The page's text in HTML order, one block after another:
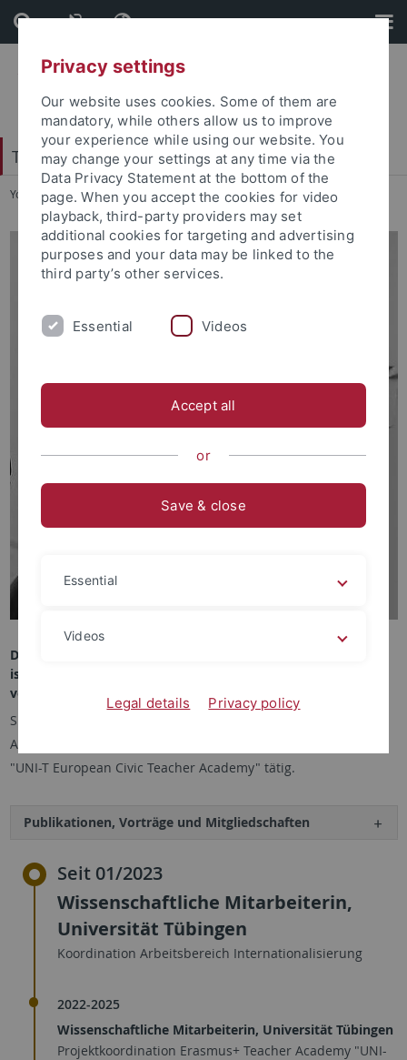
Skip
to
content
Skip
to
footer
Tübingen School of Education (TüSE)
You are here: Startseite ... Deborah Diekmann
Deborah Diekmann
ist
verantwortlich
Sie betreute unter anderem das DAAD Projekt" Global
Awareness for Future Teachers" und ist im ERASMUS+ Projekt
"UNI-T European Civic Teacher Academy" tätig.
Publikationen, Vorträge und Mitgliedschaften
Seit 01/2023
Wissenschaftliche Mitarbeiterin,
Universität Tübingen
Koordination Arbeitsbereich Internationalisierung
2022-2025
Wissenschaftliche Mitarbeiterin, Universität Tübingen
Projektkoordination Erasmus+ Teacher Academy "UNI-
Privacy settings
Our website uses cookies. Some of them are
mandatory, while others allow us to improve
your experience while using our website. You
may change your settings at any time via the
Data Privacy Statement at the bottom of the
page. When you accept the cookies for video
playback, third-party providers may set
additional cookies for targeting and advertising
purposes and your data may be linked to the
third party’s other services.
Essential Videos
Accept all
or
Save & close
Essential
Videos
Legal details Privacy policy